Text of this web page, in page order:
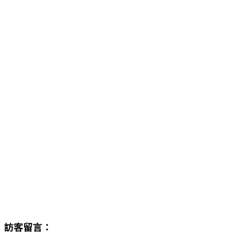
訪客留言：